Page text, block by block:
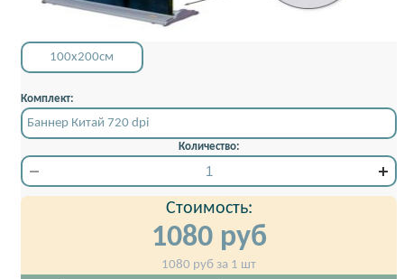
100x200см
Комплект:
Баннер Китай 720 dpi
Количество:
Стоимость:
1080руб
1080 руб за 1 шт